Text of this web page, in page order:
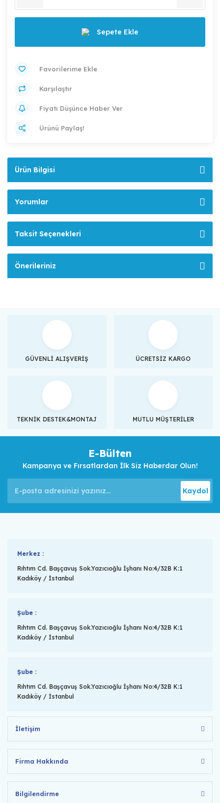
Sepete Ekle
Karşılaştır
Fiyatı Düşünce Haber Ver
Ürünü Paylaş!
Ürün Bilgisi
Yorumlar
Taksit Seçenekleri
Önerileriniz
GÜVENLİ ALIŞVERİŞ ÜCRETSİZ KARGO
TEKNİK DESTEK&MONTAJ MUTLU MÜŞTERİLER
E-Bülten
Kampanya ve Fırsatlardan İlk Siz Haberdar Olun!
Kaydol
Merkez :
Rıhtım Cd. Başçavuş Sok.Yazıcıoğlu İşhanı No:4/32B K:1
Kadıköy / İstanbul
Şube :
Rıhtım Cd. Başçavuş Sok.Yazıcıoğlu İşhanı No:4/32B K:1
Kadıköy / İstanbul
Şube :
Rıhtım Cd. Başçavuş Sok.Yazıcıoğlu İşhanı No:4/32B K:1
Kadıköy / İstanbul
İletişim
Firma Hakkında
Bilgilendirme